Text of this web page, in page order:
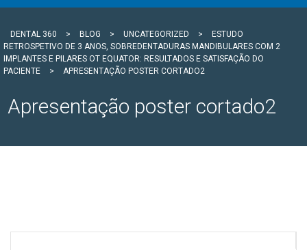
DENTAL 360 > BLOG > UNCATEGORIZED >
ESTUDO
RETROSPETIVO DE 3 ANOS, SOBREDENTADURAS MANDIBULARES COM 2
IMPLANTES E PILARES OT EQUATOR: RESULTADOS E SATISFAÇÃO DO
PACIENTE
> APRESENTAÇÃO POSTER CORTADO2
Apresentação poster cortado2